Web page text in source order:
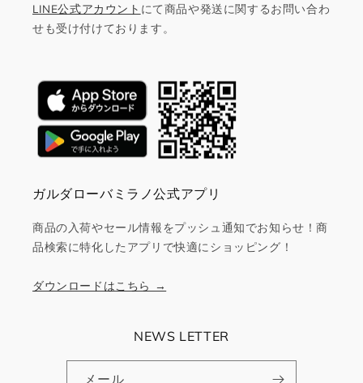
LINE公式アカウント にて商品や発送に関するお問い合わ
せも受け付けております。
ガルダローバミラノ公式アプリ
商品の入荷やセール情報をプッシュ通知でお知らせ！商
品検索に特化したアプリで快適にショッピング！
ダウンロードはこちら →
NEWS LETTER
メール